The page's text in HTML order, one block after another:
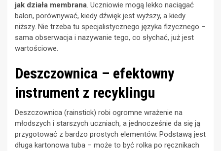
jak działa membrana. Uczniowie mogą lekko naciągać
balon, porównywać, kiedy dźwięk jest wyższy, a kiedy
niższy. Nie trzeba tu specjalistycznego języka fizycznego –
sama obserwacja i nazywanie tego, co słychać, już jest
wartościowe.
Deszczownica – efektowny
instrument z recyklingu
Deszczownica (rainstick) robi ogromne wrażenie na
młodszych i starszych uczniach, a jednocześnie da się ją
przygotować z bardzo prostych elementów. Podstawą jest
długa kartonowa tuba – może to być rolka po ręcznikach